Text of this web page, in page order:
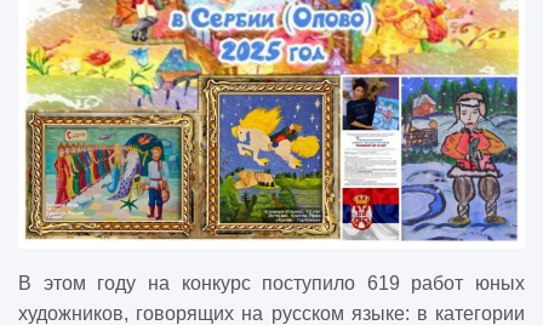
В этом году на конкурс поступило 619 работ юных
художников, говорящих на русском языке: в категории